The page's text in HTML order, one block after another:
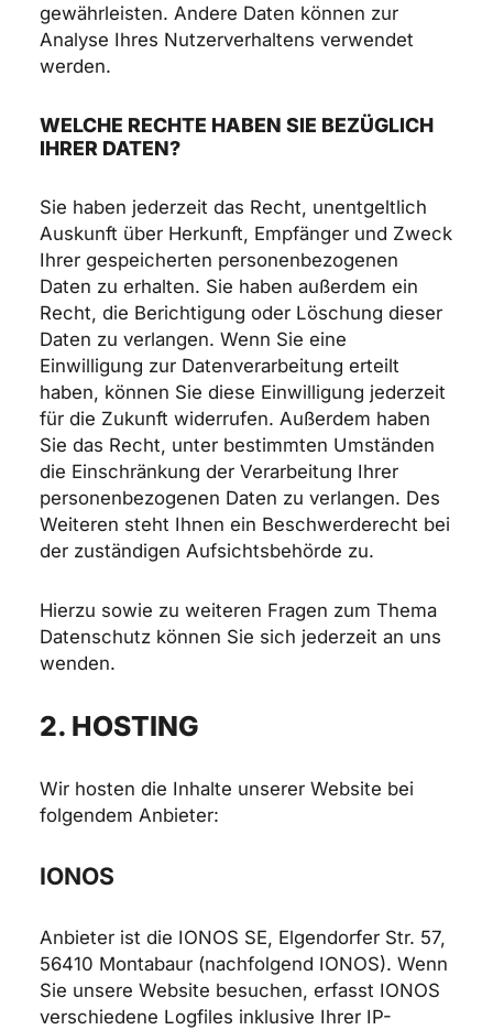
gewährleisten. Andere Daten können zur
Analyse Ihres Nutzerverhaltens verwendet
werden.
WELCHE RECHTE HABEN SIE BEZÜGLICH
IHRER DATEN?
Sie haben jederzeit das Recht, unentgeltlich
Auskunft über Herkunft, Empfänger und Zweck
Ihrer gespeicherten personenbezogenen
Daten zu erhalten. Sie haben außerdem ein
Recht, die Berichtigung oder Löschung dieser
Daten zu verlangen. Wenn Sie eine
Einwilligung zur Datenverarbeitung erteilt
haben, können Sie diese Einwilligung jederzeit
für die Zukunft widerrufen. Außerdem haben
Sie das Recht, unter bestimmten Umständen
die Einschränkung der Verarbeitung Ihrer
personenbezogenen Daten zu verlangen. Des
Weiteren steht Ihnen ein Beschwerderecht bei
der zuständigen Aufsichtsbehörde zu.
Hierzu sowie zu weiteren Fragen zum Thema
Datenschutz können Sie sich jederzeit an uns
wenden.
2. HOSTING
Wir hosten die Inhalte unserer Website bei
folgendem Anbieter:
IONOS
Anbieter ist die IONOS SE, Elgendorfer Str. 57,
56410 Montabaur (nachfolgend IONOS). Wenn
Sie unsere Website besuchen, erfasst IONOS
verschiedene Logfiles inklusive Ihrer IP-